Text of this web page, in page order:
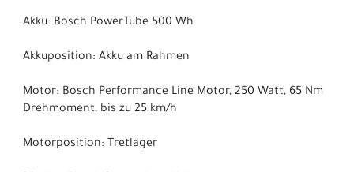
Akku: Bosch PowerTube 500 Wh
Akkuposition: Akku am Rahmen
Motor: Bosch Performance Line Motor, 250 Watt, 65 Nm
Drehmoment, bis zu 25 km/h
Motorposition: Tretlager